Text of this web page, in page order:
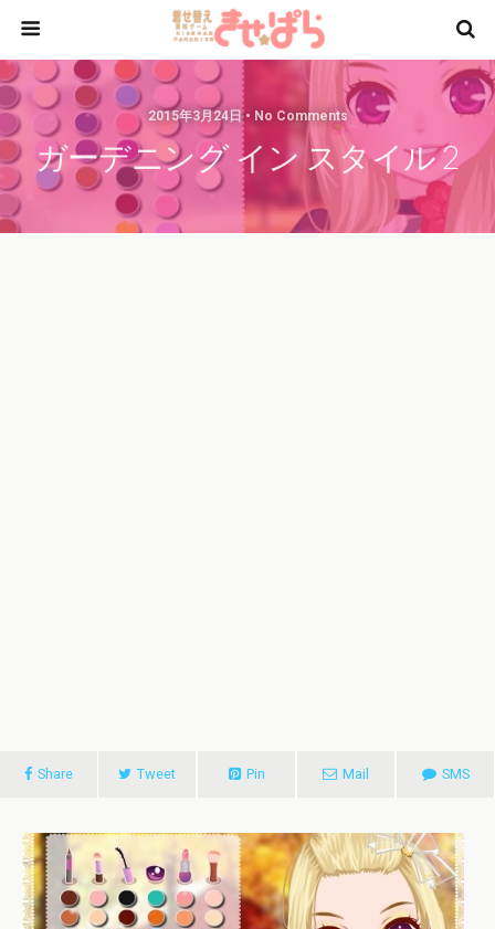
2015年3月24日 • No Comments
ガーデニング イン スタイル 2
Share Tweet Pin Mail SMS